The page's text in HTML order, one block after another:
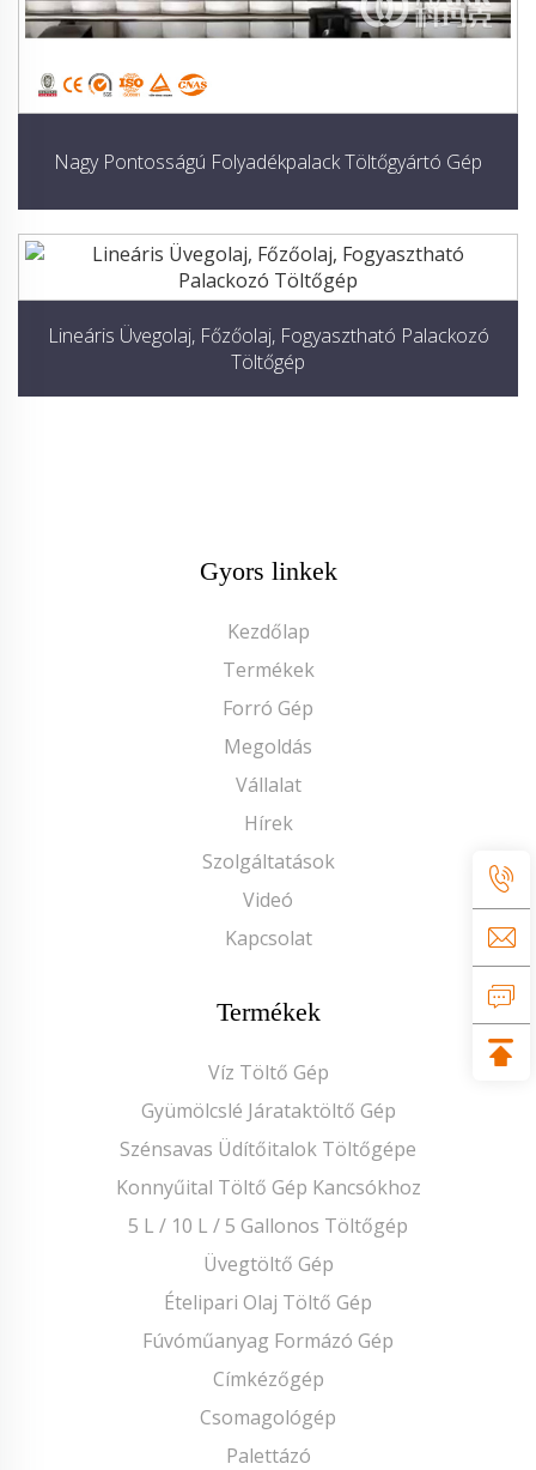
Nagy Pontosságú Folyadékpalack Töltőgyártó Gép
Lineáris Üvegolaj, Főzőolaj, Fogyasztható Palackozó
Töltőgép
Gyors linkek
Kezdőlap
Termékek
Forró Gép
Megoldás
Vállalat
Hírek
Szolgáltatások
Videó
Kapcsolat
Termékek
Víz Töltő Gép
Gyümölcslé Járataktöltő Gép
Szénsavas Üdítőitalok Töltőgépe
Konnyűital Töltő Gép Kancsókhoz
5 L / 10 L / 5 Gallonos Töltőgép
Üvegtöltő Gép
Ételipari Olaj Töltő Gép
Fúvóműanyag Formázó Gép
Címkézőgép
Csomagológép
Palettázó